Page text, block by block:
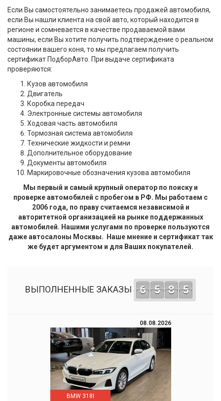
Если Вы самостоятельно занимаетесь продажей автомобиля,
если Вы нашли клиента на свой авто, который находится в
регионе и сомневается в качестве продаваемой вами
машины, если Вы хотите получить подтверждение о реальном
состоянии вашего коня, то мы предлагаем получить
сертификат ПодборАвто. При выдаче сертификата
проверяются:
Кузов автомобиля
Двигатель
Коробка передач
Электронные системы автомобиля
Ходовая часть автомобиля
Тормозная система автомобиля
Технические жидкости и ремни
Дополнительное оборудование
Документы автомобиля
Маркировочные обозначения кузова автомобиля
Мы первый и самый крупный оператор по поиску и
проверке автомобилей с пробегом в РФ. Мы работаем с
2006 года, по праву считаемся независимой и
авторитетной организацией на рынке поддержанных
автомобилей. Нашими услугами по проверке пользуются
даже автосалоны Москвы. Наше мнение и сертификат так
же будет аргументом и для Ваших покупателей.
ВЫПОЛНЕННЫЕ ЗАКАЗЫ 6 5 8 5
08.08.2026
BMW 318I